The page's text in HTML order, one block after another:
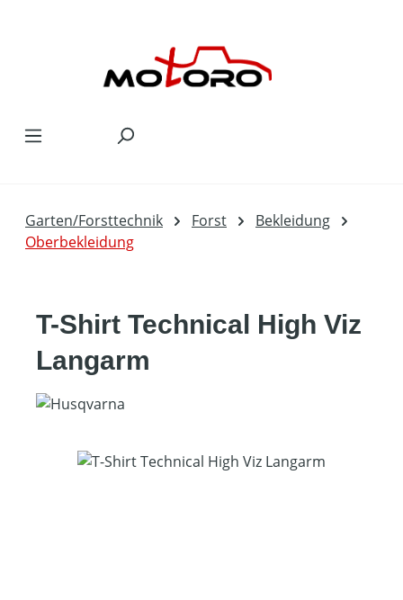
Garten/Forsttechnik Forst
Bekleidung
Oberbekleidung
T-Shirt Technical High Viz
Langarm
Bildergalerie überspringen